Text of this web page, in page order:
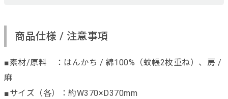
商品仕様 / 注意事項
■素材/原料 ：はんかち / 綿100%（蚊帳2枚重ね）、房 /
麻
■サイズ（各）：約W370×D370mm